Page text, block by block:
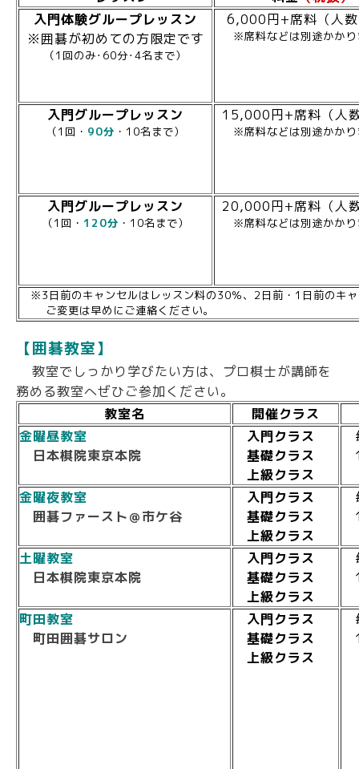
入門体験グループレッスン
※囲碁が初めての方限定です
（1回のみ･60分･4名まで）
6,000円+席料（人
※席料などは別途かかり
入門グループレッスン
（1回・ 90分 ・10名まで）
15,000円+席料（人
※席料などは別途かかり
入門グループレッスン
（1回・ 120分 ・10名まで）
20,000円+席料（人
※席料などは別途かかり
※3日前のキャンセルはレッスン料の30％、2日前・1日前のキ
ご変更は早めにご連絡ください。
【囲碁教室】
教室でしっかり学びたい方は、プロ棋士が講師を
務める教室へぜひご参加ください。
教室名
開催クラス
金曜昼教室
日本棋院東京本院
入門クラス
基礎クラス
上級クラス
金曜夜教室
囲碁ファースト＠市ケ谷
入門クラス
基礎クラス
上級クラス
土曜教室
日本棋院東京本院
入門クラス
基礎クラス
上級クラス
町田教室
町田囲碁サロン
入門クラス
基礎クラス
上級クラス